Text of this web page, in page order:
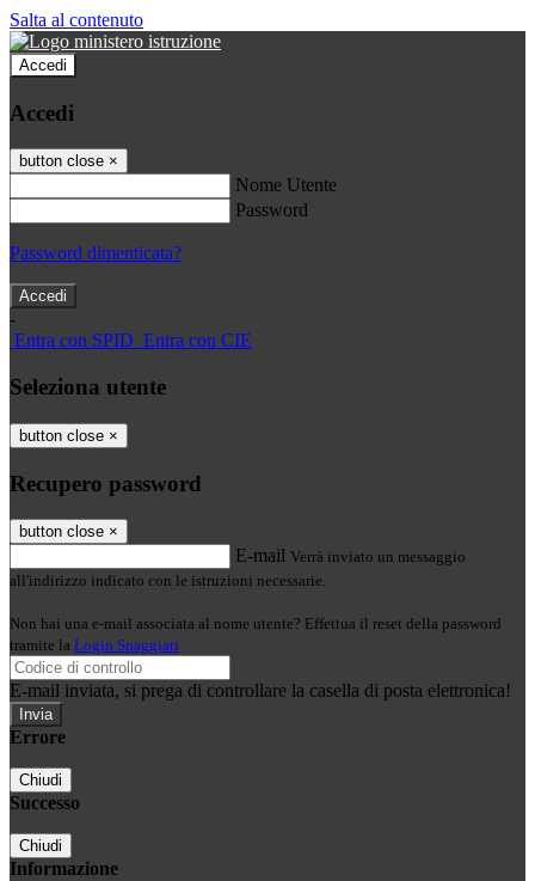
Salta al contenuto
Accedi
Accedi
button close ×
Nome Utente
Password
Password dimenticata?
-
Entra con SPID Entra con CIE
Seleziona utente
button close ×
Recupero password
button close ×
E-mail Verrà inviato un messaggio
all'indirizzo indicato con le istruzioni necessarie.
Non hai una e-mail associata al nome utente? Effettua il reset della password
tramite la Login Spaggiari
E-mail inviata, si prega di controllare la casella di posta elettronica!
Errore
Chiudi
Successo
Chiudi
Informazione